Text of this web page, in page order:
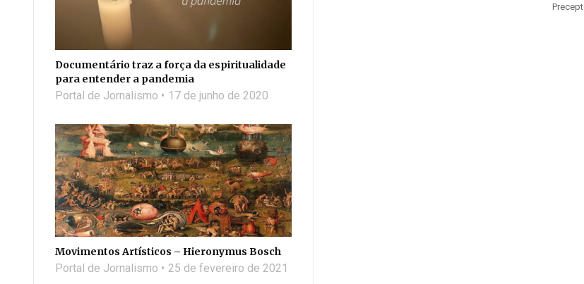
Documentário traz a força da espiritualidade
para entender a pandemia
Portal de Jornalismo 17 de junho de 2020
Movimentos Artísticos – Hieronymus Bosch
Portal de Jornalismo 25 de fevereiro de 2021